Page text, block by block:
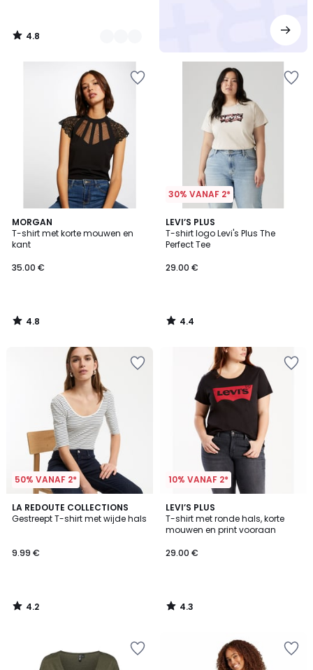
4.8
/
MORGAN
T-shirt met korte mouwen en
kant
35.00 €
4.8
/ 5
4.8
/
30% VANAF 2*
LEVI’S PLUS
T-shirt logo Levi's Plus The
Perfect Tee
29.00 €
4.4
/ 5
4.4
/
50% VANAF 2*
LA REDOUTE COLLECTIONS
Gestreept T-shirt met wijde hals
9.99 €
4.2
/ 5
4.2
/
10% VANAF 2*
LEVI’S PLUS
T-shirt met ronde hals, korte
mouwen en print vooraan
29.00 €
4.3
/ 5
4.3
/